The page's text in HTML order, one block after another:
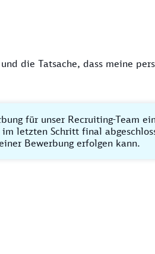
und die Tatsache, dass meine
für unser Recruiting-Team
letzten Schritt final
Bewerbung erfolgen kann.